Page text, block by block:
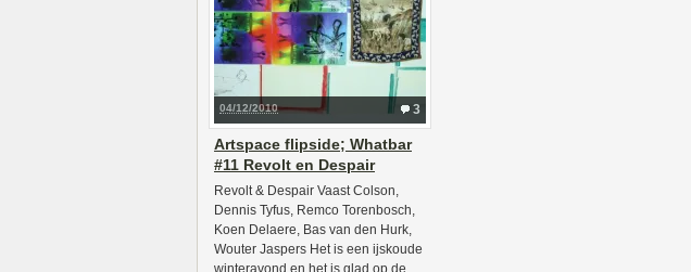
3
04/12/2010
Artspace flipside; Whatbar
#11 Revolt en Despair
Revolt & Despair Vaast Colson,
Dennis Tyfus, Remco Torenbosch,
Koen Delaere, Bas van den Hurk,
Wouter Jaspers Het is een ijskoude
winteravond en het is glad op de